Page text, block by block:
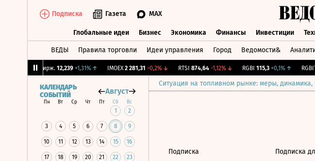
Подписка Газета MAX
Глобальные идеи Бизнес Экономика Финансы Инвестиции
ВЕДЫ Правила торговли Идеи управления Город Ведомости&
CNY Бирж. 12,239 +1,31%↑ IMOEX 2 281,31 -0,2%↓ RTSI 874,64 -1,12%↓ RGBI 115,3 +0,1%↑
Ситуация на топливном рынке: меры, динамика,
КАЛЕНДАРЬ
СОБЫТИЙ
Август
Пн Вт Ср Чт Пт Сб Вс
1 2
3 4 5 6 7 8 9
10 11 12 13 14 15 16
17 18 19 20 21 22 23
Подписка Подписка